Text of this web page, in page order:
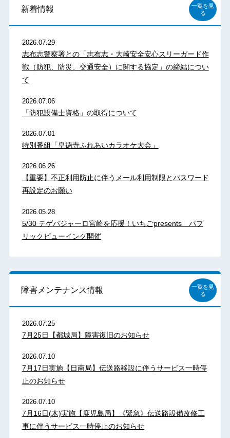
新着情報
一覧を見
る
2026.07.29
志布志警察署との「志布志・大崎安全安心スリーガード作
戦（防犯、防災、交通安全）に関する協定」の締結につい
て
2026.07.06
「防犯設備士資格」の取得について
2026.07.01
特別番組「皇徳寺ふれあいカラオケ大会」
2026.06.26
【重要】不正利用防止に伴うメール利用制限とパスワード
再設定のお願い
2026.05.28
5/30 テゲバジャーロ宮崎を応援！いちごpresents パブ
リックビューイング開催
障害メンテナンス情報
一覧を見
る
2026.07.25
7月25日【都城局】障害復旧のお知らせ
2026.07.10
7月17日実施【日南局】伝送路移設に伴うサービス一時停
止のお知らせ
2026.07.10
7月16日(木)実施【鹿児島局】《緊急》伝送路設備改修工
事に伴うサービス一時停止のお知らせ